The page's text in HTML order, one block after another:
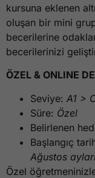
kursuna eklenen
oluşan bir mini
becerilerine
becerilerinizi
ÖZEL & ONLINE
Seviye: A1 >
Süre: Özel
Belirlenen
Başlangıç
Ağustos
Özel